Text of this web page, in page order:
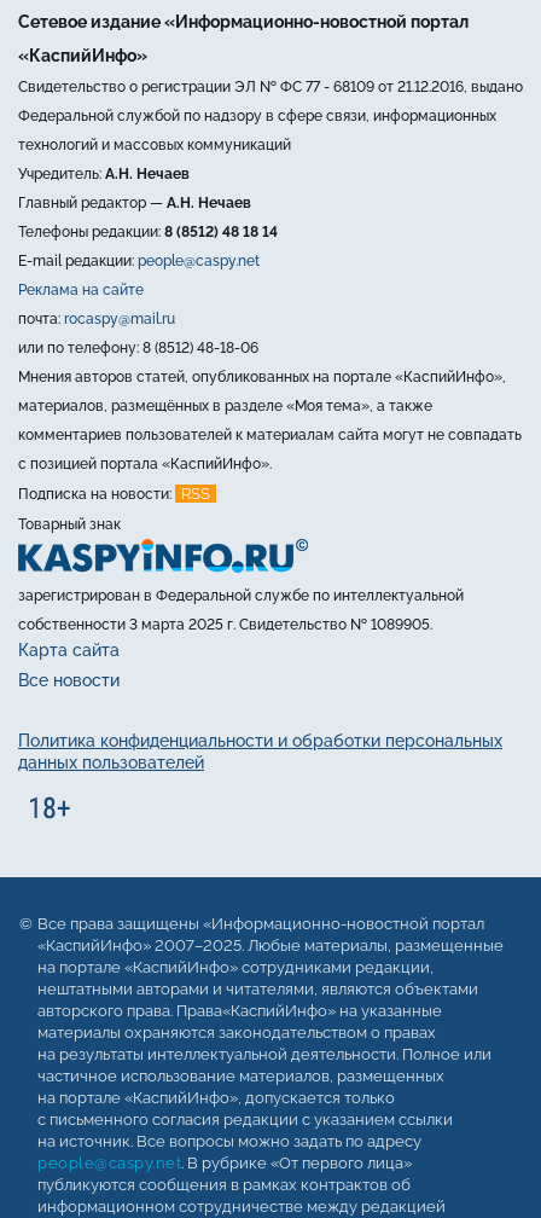
Сетевое издание «Информационно-новостной портал
«КаспийИнфо»
Свидетельство о регистрации ЭЛ № ФС 77 - 68109 от 21.12.2016, выдано
Федеральной службой по надзору в сфере связи, информационных
технологий и массовых коммуникаций
Учредитель: А.Н. Нечаев
Главный редактор — А.Н. Нечаев
Телефоны редакции: 8 (8512) 48 18 14
E-mail редакции: people@caspy.net
Реклама на сайте
почта: rocaspy@mail.ru
или по телефону: 8 (8512) 48-18-06
Мнения авторов статей, опубликованных на портале «КаспийИнфо»,
материалов, размещённых в разделе «Моя тема», а также
комментариев пользователей к материалам сайта могут не совпадать
с позицией портала «КаспийИнфо».
Подписка на новости:
RSS
Товарный знак
зарегистрирован в Федеральной службе по интеллектуальной
собственности 3 марта 2025 г. Свидетельство № 1089905.
Карта сайта
Все новости
Политика конфиденциальности и обработки персональных
данных пользователей
Все права защищены «Информационно-новостной портал
«КаспийИнфо» 2007–2025. Любые материалы, размещенные
на портале «КаспийИнфо» сотрудниками редакции,
нештатными авторами и читателями, являются объектами
авторского права. Права«КаспийИнфо» на указанные
материалы охраняются законодательством о правах
на результаты интеллектуальной деятельности. Полное или
частичное использование материалов, размещенных
на портале «КаспийИнфо», допускается только
с письменного согласия редакции с указанием ссылки
на источник. Все вопросы можно задать по адресу
people@caspy.net. В рубрике «От первого лица»
публикуются сообщения в рамках контрактов об
информационном сотрудничестве между редакцией